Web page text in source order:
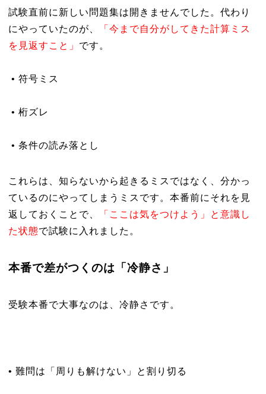
試験直前に新しい問題集は開きませんでした。代わり
にやっていたのが、
「今まで自分がしてきた計算ミス
を見返すこと」 です。
• 符号ミス
• 桁ズレ
• 条件の読み落とし
これらは、知らないから起きるミスではなく、分かっ
ているのにやってしまうミスです。本番前にそれを見
返しておくことで、
「ここは気をつけよう」と意識し
た状態で試験に入れました。
本番で差がつくのは「冷静さ」
受験本番で大事なのは、冷静さです。
• 難問は「周りも解けない」と割り切る